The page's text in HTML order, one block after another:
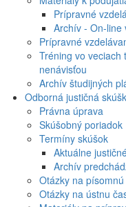
Prípravné
Archív - On-line
Prípravné
Tréning vo veciach
nenávisťou
Archív študijných
Odborná justičná
Právna úprava
Skúšobný poriadok
Termíny skúšok
Aktuálne
Archív
Otázky na
Otázky na ústnu